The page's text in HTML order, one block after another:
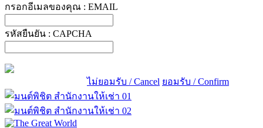
กรอกอีเมลของคุณ : EMAIL
รหัสยืนยัน : CAPCHA
ไม่ยอมรับ / Cancel ยอมรับ / Confirm